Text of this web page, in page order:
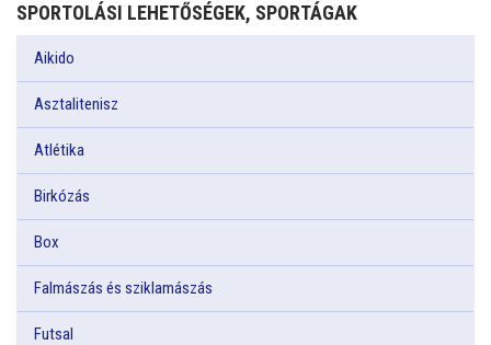
SPORTOLÁSI LEHETŐSÉGEK, SPORTÁGAK
Aikido
Asztalitenisz
Atlétika
Birkózás
Box
Falmászás és sziklamászás
Futsal